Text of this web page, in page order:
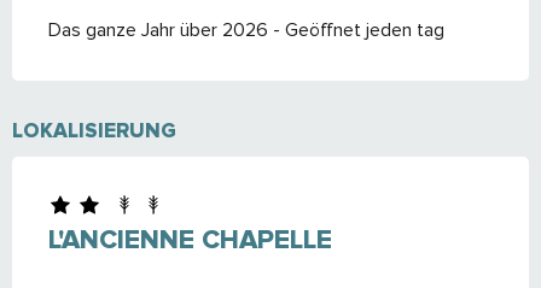
Das ganze Jahr über 2026 - Geöffnet jeden tag
LOKALISIERUNG
L'ANCIENNE CHAPELLE